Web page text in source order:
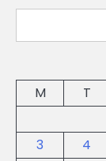
M
T
3
4